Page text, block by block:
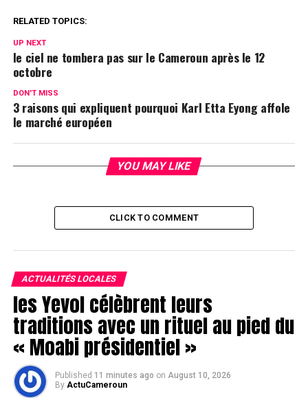
RELATED TOPICS:
UP NEXT
le ciel ne tombera pas sur le Cameroun après le 12
octobre
DON'T MISS
3 raisons qui expliquent pourquoi Karl Etta Eyong affole
le marché européen
YOU MAY LIKE
CLICK TO COMMENT
ACTUALITÉS LOCALES
les Yevol célèbrent leurs
traditions avec un rituel au pied du
« Moabi présidentiel »
Published 11 minutes ago on August 10, 2026
By ActuCameroun